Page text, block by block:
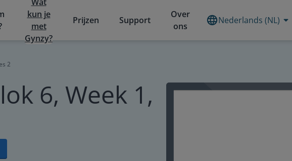
kun je
met
Gynzy?
Prijzen Support
Over
ons
Nederlands (NL)
2
6, Week 1,